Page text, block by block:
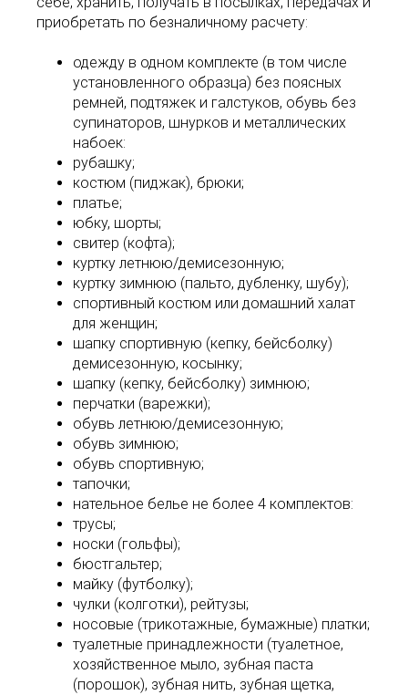
приобретать по безналичному расчету:
одежду в одном комплекте (в том числе
установленного образца) без поясных
ремней, подтяжек и галстуков, обувь без
супинаторов, шнурков и металлических
набоек:
рубашку;
костюм (пиджак), брюки;
платье;
юбку, шорты;
свитер (кофта);
куртку летнюю/демисезонную;
куртку зимнюю (пальто, дубленку, шубу);
спортивный костюм или домашний халат
для женщин;
шапку спортивную (кепку, бейсболку)
демисезонную, косынку;
шапку (кепку, бейсболку) зимнюю;
перчатки (варежки);
обувь летнюю/демисезонную;
обувь зимнюю;
обувь спортивную;
тапочки;
нательное белье не более 4 комплектов:
трусы;
носки (гольфы);
бюстгальтер;
майку (футболку);
чулки (колготки), рейтузы;
носовые (трикотажные, бумажные) платки;
туалетные принадлежности (туалетное,
хозяйственное мыло, зубная паста
(порошок), зубная нить, зубная щетка,